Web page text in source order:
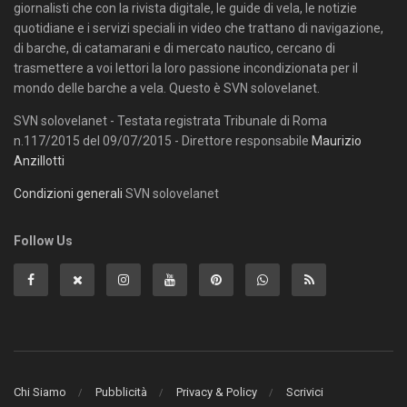
giornalisti che con la rivista digitale, le guide di vela, le notizie
quotidiane e i servizi speciali in video che trattano di navigazione,
di barche, di catamarani e di mercato nautico, cercano di
trasmettere a voi lettori la loro passione incondizionata per il
mondo delle barche a vela. Questo è SVN solovelanet.
SVN solovelanet - Testata registrata Tribunale di Roma
n.117/2015 del 09/07/2015 - Direttore responsabile Maurizio
Anzillotti
Condizioni generali SVN solovelanet
Follow Us
Chi Siamo Pubblicità Privacy & Policy Scrivici